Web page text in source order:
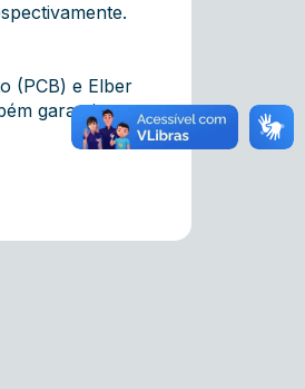
(PCB) e Elber
garantiu